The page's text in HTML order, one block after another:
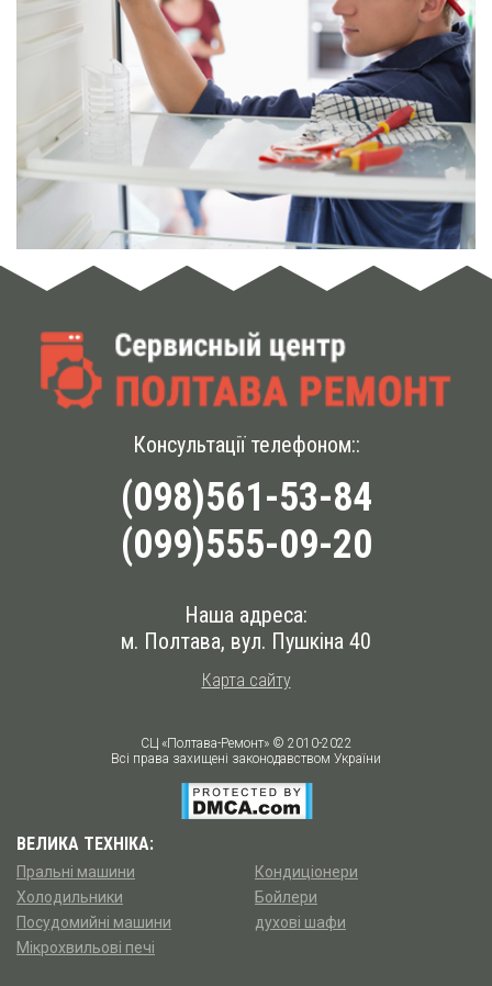
Консультації телефоном::
(098)561-53-84
(099)555-09-20
Наша адреса:
м. Полтава, вул. Пушкіна 40
Карта сайту
СЦ «Полтава-Ремонт» © 2010-2022
Всі права захищені законодавством України
ВЕЛИКА ТЕХНІКА:
Пральні машини
Холодильники
Посудомийні машини
Мікрохвильові печі
Кондиціонери
Бойлери
духові шафи